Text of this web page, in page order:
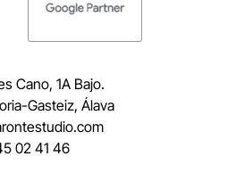
Cano, 1A Bajo.
Gasteiz, Álava
02 41 46